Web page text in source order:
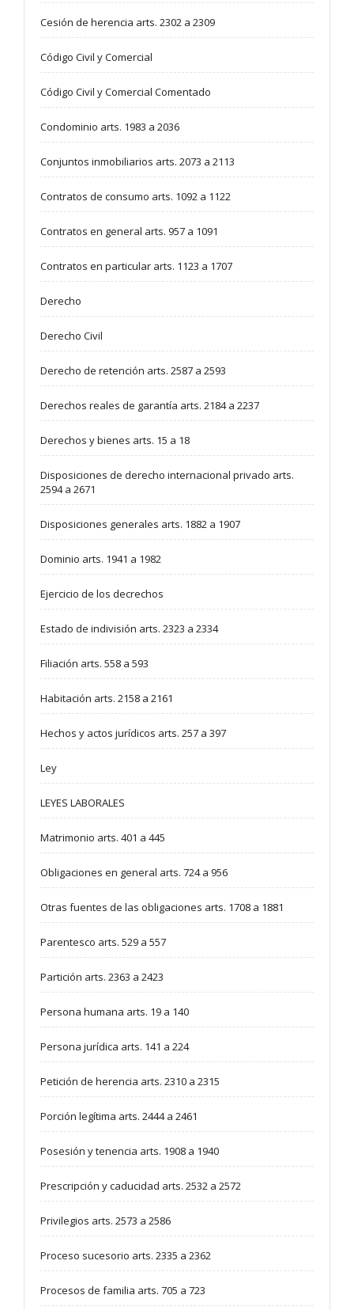
Cesión de herencia arts. 2302 a 2309
Código Civil y Comercial
Código Civil y Comercial Comentado
Condominio arts. 1983 a 2036
Conjuntos inmobiliarios arts. 2073 a 2113
Contratos de consumo arts. 1092 a 1122
Contratos en general arts. 957 a 1091
Contratos en particular arts. 1123 a 1707
Derecho
Derecho Civil
Derecho de retención arts. 2587 a 2593
Derechos reales de garantía arts. 2184 a 2237
Derechos y bienes arts. 15 a 18
Disposiciones de derecho internacional privado arts.
2594 a 2671
Disposiciones generales arts. 1882 a 1907
Dominio arts. 1941 a 1982
Ejercicio de los decrechos
Estado de indivisión arts. 2323 a 2334
Filiación arts. 558 a 593
Habitación arts. 2158 a 2161
Hechos y actos jurídicos arts. 257 a 397
Ley
LEYES LABORALES
Matrimonio arts. 401 a 445
Obligaciones en general arts. 724 a 956
Otras fuentes de las obligaciones arts. 1708 a 1881
Parentesco arts. 529 a 557
Partición arts. 2363 a 2423
Persona humana arts. 19 a 140
Persona jurídica arts. 141 a 224
Petición de herencia arts. 2310 a 2315
Porción legítima arts. 2444 a 2461
Posesión y tenencia arts. 1908 a 1940
Prescripción y caducidad arts. 2532 a 2572
Privilegios arts. 2573 a 2586
Proceso sucesorio arts. 2335 a 2362
Procesos de familia arts. 705 a 723